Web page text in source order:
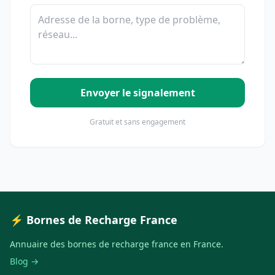
Envoyer le signalement
Gratuit et sans engagement
⚡ Bornes de Recharge France
Annuaire des bornes de recharge france en France.
Blog →